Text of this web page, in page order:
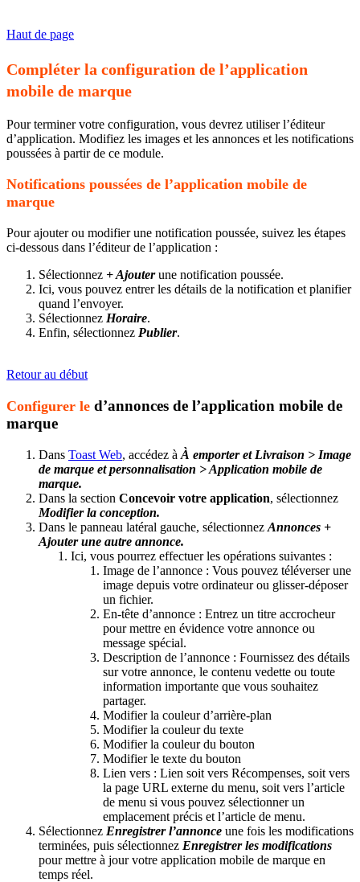
Haut de page
Compléter la configuration de l’application
mobile de marque
Pour terminer votre configuration, vous devrez utiliser l’éditeur
d’application. Modifiez les images et les annonces et les notifications
poussées à partir de ce module.
Notifications poussées de l’application mobile de
marque
Pour ajouter ou modifier une notification poussée, suivez les étapes
ci-dessous dans l’éditeur de l’application :
Sélectionnez + Ajouterune notification poussée.
Ici, vous pouvez entrer les détails de la notification et planifier
quand l’envoyer.
Sélectionnez Horaire.
Enfin, sélectionnez Publier.
​​​​​​​Retour au début
Configurer le d’annonces de l’application mobile de
marque
Dans Toast Web, accédez à À emporter et Livraison > Image
de marque et personnalisation > Application mobile de
marque.
Dans la section Concevoir votre application, sélectionnez
Modifier la conception.
Dans le panneau latéral gauche, sélectionnez Annonces +
Ajouter une autre annonce.
Ici, vous pourrez effectuer les opérations suivantes :
Image de l’annonce : Vous pouvez téléverser une
image depuis votre ordinateur ou glisser-déposer
un fichier.
En-tête d’annonce : Entrez un titre accrocheur
pour mettre en évidence votre annonce ou
message spécial.
Description de l’annonce : Fournissez des détails
sur votre annonce, le contenu vedette ou toute
information importante que vous souhaitez
partager.
Modifier la couleur d’arrière-plan
Modifier la couleur du texte
Modifier la couleur du bouton
Modifier le texte du bouton
Lien vers : Lien soit vers Récompenses, soit vers
la page URL externe du menu, soit vers l’article
de menu si vous pouvez sélectionner un
emplacement précis et l’article de menu.
Sélectionnez Enregistrer l’annonce une fois les modifications
terminées, puis sélectionnez Enregistrer les modifications
pour mettre à jour votre application mobile de marque en
temps réel.